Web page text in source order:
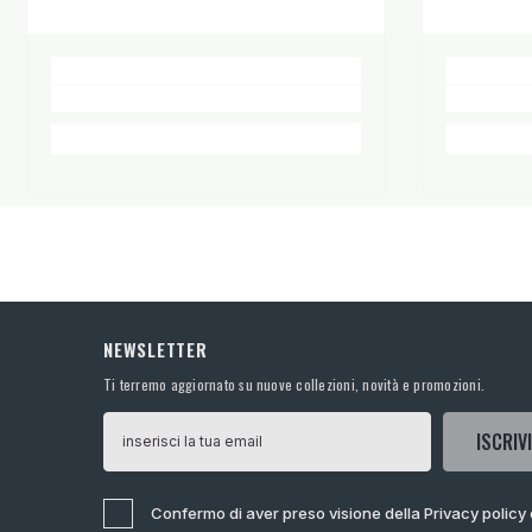
NEWSLETTER
Ti terremo aggiornato su nuove collezioni, novità e promozioni.
Confermo di aver preso visione della Privacy policy